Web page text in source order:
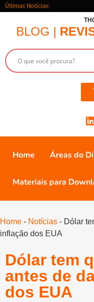
Últimas Notícias:
BLOG |
Home Áreas do
Materiais para
Home - Notícias - Dólar
inflação dos EUA
Dólar tem
antes de
dos EUA